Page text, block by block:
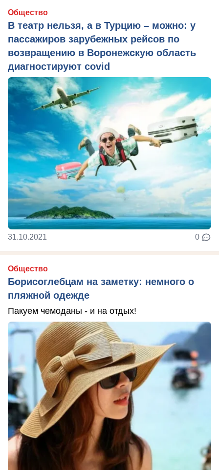
Общество
В театр нельзя, а в Турцию – можно: у
пассажиров зарубежных рейсов по
возвращению в Воронежскую область
диагностируют covid
31.10.2021 0
Общество
Борисоглебцам на заметку: немного о
пляжной одежде
Пакуем чемоданы - и на отдых!